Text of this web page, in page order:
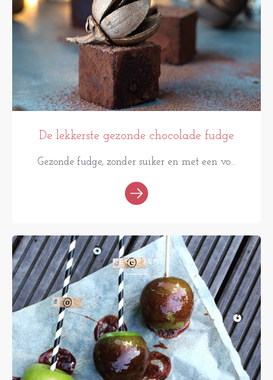
De lekkerste gezonde chocolade fudge
Gezonde fudge, zonder suiker en met een vo...
RECEPTEN